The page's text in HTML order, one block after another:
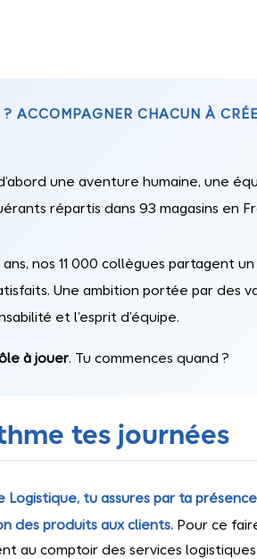
? ACCOMPAGNER CHACUN À
une aventure humaine, une
répartis dans 93 magasins en
ans, nos 11 000 collègues partagent
Une ambition portée par des
et l’esprit d’équipe.
à jouer. Tu commences quand ?
tes journées
Logistique, tu assures par ta
des produits aux clients. Pour ce
au comptoir des services